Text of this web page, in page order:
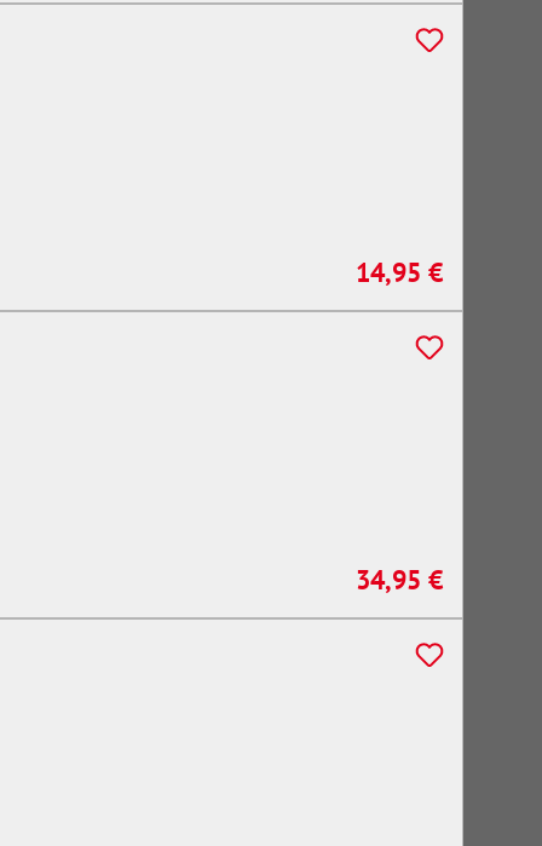
Regulärer Preis:
14,95 €
Regulärer Preis:
34,95 €